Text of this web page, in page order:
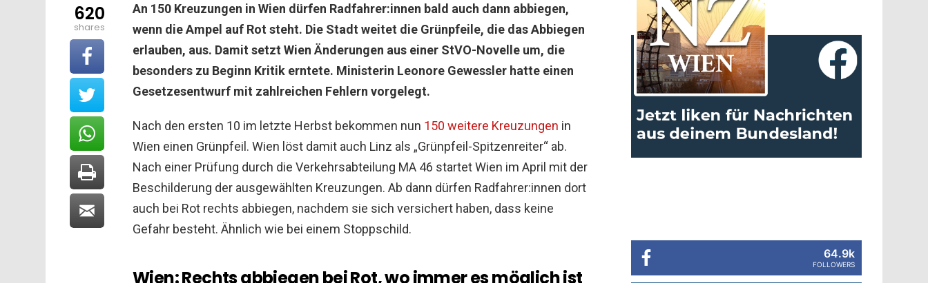
An 150 Kreuzungen in Wien dürfen Radfahrer:innen bald auch dann abbiegen,
wenn die Ampel auf Rot steht. Die Stadt weitet die Grünpfeile, die das Abbiegen
erlauben, aus. Damit setzt Wien Änderungen aus einer StVO-Novelle um, die
besonders zu Beginn Kritik erntete. Ministerin Leonore Gewessler hatte einen
Gesetzesentwurf mit zahlreichen Fehlern vorgelegt.
Nach den ersten 10 im letzte Herbst bekommen nun 150 weitere Kreuzungen in
Wien einen Grünpfeil. Wien löst damit auch Linz als „Grünpfeil-Spitzenreiter“ ab.
Nach einer Prüfung durch die Verkehrsabteilung MA 46 startet Wien im April mit der
Beschilderung der ausgewählten Kreuzungen. Ab dann dürfen Radfahrer:innen dort
auch bei Rot rechts abbiegen, nachdem sie sich versichert haben, dass keine
Gefahr besteht. Ähnlich wie bei einem Stoppschild.
Wien: Rechts abbiegen bei Rot, wo immer es möglich ist
620
shares
64.9k
FOLLOWERS